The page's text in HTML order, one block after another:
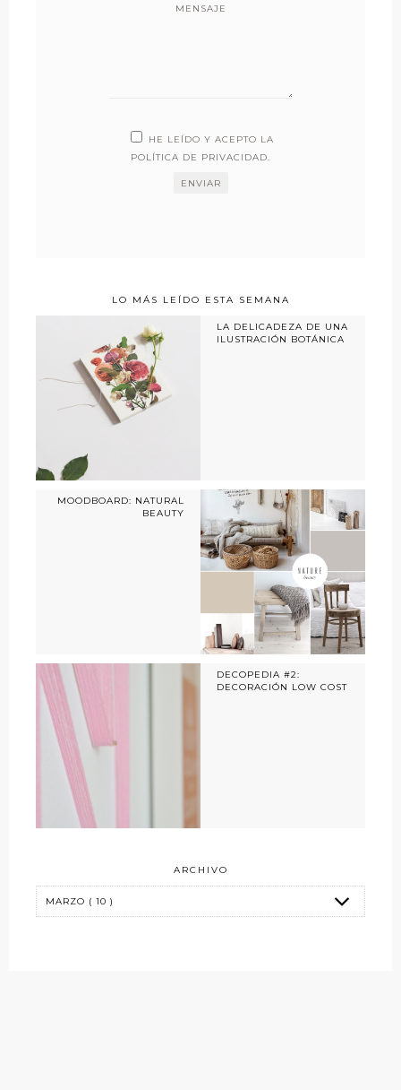
MENSAJE
HE LEÍDO Y ACEPTO LA
POLÍTICA DE PRIVACIDAD.
LO MÁS LEÍDO ESTA SEMANA
LA DELICADEZA DE UNA
ILUSTRACIÓN BOTÁNICA
MOODBOARD: NATURAL
BEAUTY
DECOPEDIA #2:
DECORACIÓN LOW COST
ARCHIVO